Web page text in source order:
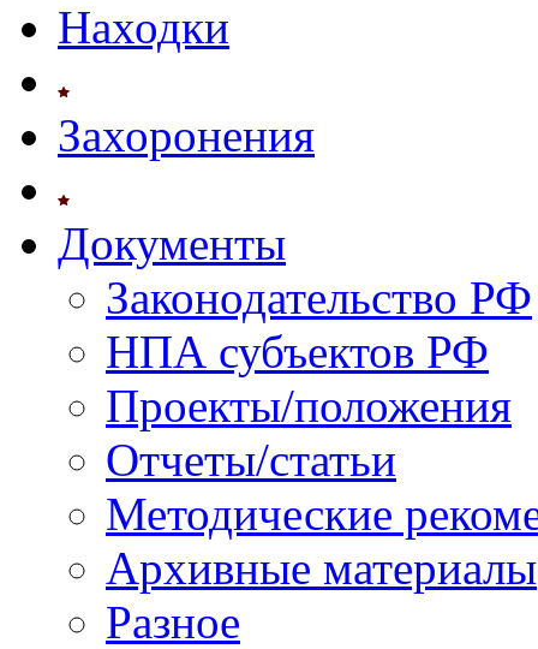
Находки
Захоронения
Документы
Законодательство РФ
НПА субъектов РФ
Проекты/положения
Отчеты/статьи
Методические
Архивные материалы
Разное